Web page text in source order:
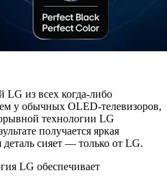
из всех когда-либо
у обычных OLED-телевизоров,
технологии LG
получается яркая
сияет — только от LG.
LG обеспечивает